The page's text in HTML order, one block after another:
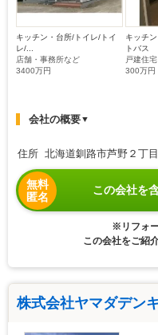
キッチン・台所/トイレ/トイ
レ/...
店舗・事務所など
3400万円
キッチ
トバス
戸建住宅
300万円
会社の概要▼
住所 北海道釧路市芦野２丁
無料
匿名
この会社を
※リフォー
この会社をご紹
株式会社ヤマダデン